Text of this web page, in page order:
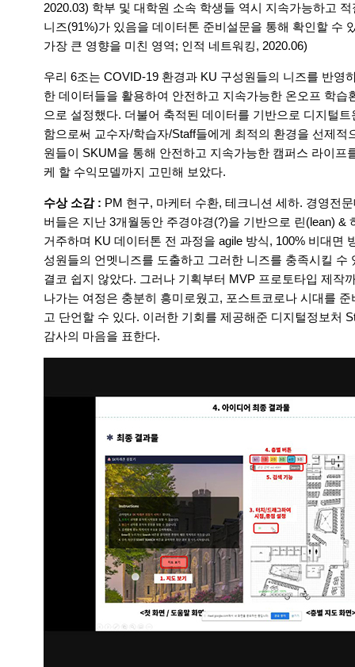
2020.03) 학부 및 대학원 소속 학생들 역시 지속가능하고
니즈(91%)가 있음을 데이터톤 준비설문을 통해 확인할 수
가장 큰 영향을 미친 영역; 인적 네트워킹, 2020.06)
우리 6조는 COVID-19 환경과 KU 구성원들의 니즈를 반영
한 데이터들을 활용하여 안전하고 지속가능한 온오프 학
으로 설정했다. 더불어 축적된 데이터를 기반으로 디지털
함으로써 교수자/학습자/Staff들에게 최적의 환경을 선제
원들이 SKUM을 통해 안전하고 지속가능한 캠퍼스 라이
케 할 수익모델까지 고민해 보았다.
수상 소감 : PM 현구, 마케터 수환, 테크니션 세하. 경영전
버들은 지난 3개월동안 주경야경(?)을 기반으로 린(lean)
거주하며 KU 데이터톤 전 과정을 agile 방식, 100% 비대면
성원들의 언멧니즈를 도출하고 그러한 니즈를 충족시킬
결코 쉽지 않았다. 그러나 기획부터 MVP 프로토타입 제작
나가는 여정은 충분히 흥미로웠고, 포스트코로나 시대를
고 단언할 수 있다. 이러한 기회를 제공해준 디지털정보처
감사의 마음을 표한다.